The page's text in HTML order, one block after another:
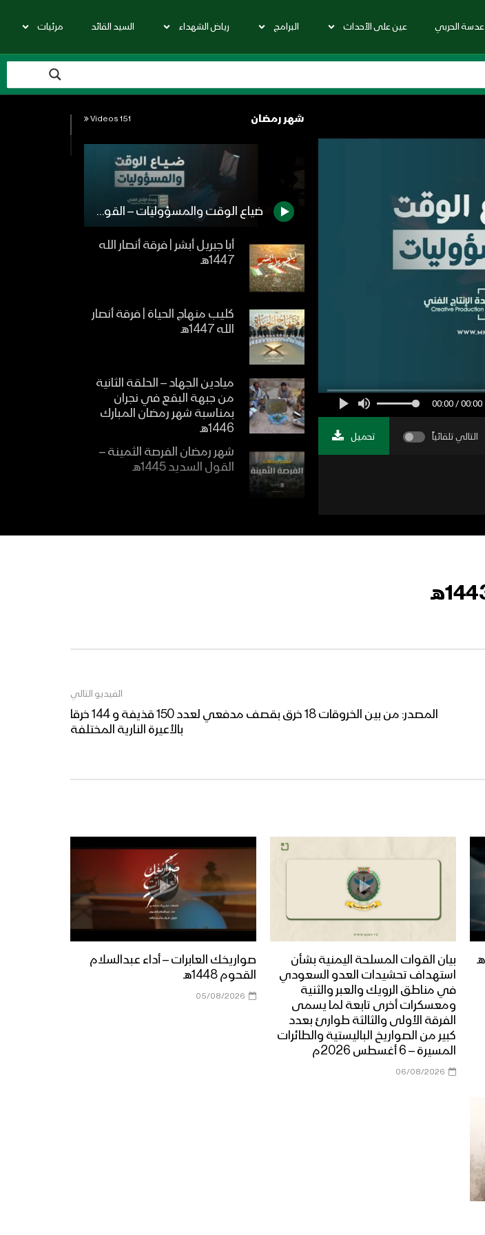
عدسة الحربي عين على الأحداث البرامج رياض الشهداء السيد القائد مرئيات
00:00 / 00:00
التالي تلقائياً تحميل
شهر رمضان 151 Videos
ضياع الوقت والمسؤوليات – القول السديد 1443هـ
أبا جبريل أبشر | فرقة أنصار الله
1447هـ
كليب منهاج الحياة | فرقة أنصار
الله 1447هـ
ميادين الجهاد – الحلقة الثانية
من جبهة البقع في نجران
بمناسبة شهر رمضان المبارك
1446هـ
شهر رمضان الفرصة الثمينة –
القول السديد 1445هـ
السديد 1445هـ
ميادين الجهاد – حلقة رمضانية
غاية الصيام – القول السديد
1444هـ
أنت المعني – القول السديد
الفيديو التالي
المصدر: من بين الخروقات 18 خرق بقصف مدفعي لعدد 150 قذيفة و 144 خرقا
بالأعيرة النارية المختلفة
بيان القوات المسلحة اليمنية بشأن
استهداف تحشيدات العدو السعودي
في مناطق الرويك والعبر والثنية
ومعسكرات أخرى تابعة لما يسمى
الفرقة الأولى والثالثة طوارئ بعدد
كبير من الصواريخ الباليستية والطائرات
المسيرة – 6 أغسطس 2026م
06/08/2026
صواريخك العابرات – أداء عبدالسلام
القحوم 1448هـ
05/08/2026